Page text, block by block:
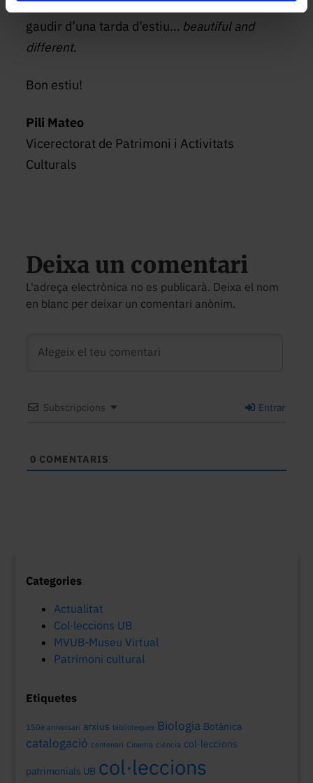
cartellera trobem alguna joia que ens permeti
gaudir d’una tarda d’estiu… beautiful and
different.
Bon estiu!
Pili Mateo
Vicerectorat de Patrimoni i Activitats
Culturals
Deixa un comentari
L'adreça electrònica no es publicarà. Deixa el nom
en blanc per deixar un comentari anònim.
Subscripcions Entrar
0 COMENTARIS
Categories
Actualitat
Col·leccions UB
MVUB-Museu Virtual
Patrimoni cultural
Etiquetes
150è aniversari arxius biblioteques Biologia Botànica
catalogació centenari Cinema ciència col·leccions
patrimonials UB col·leccions